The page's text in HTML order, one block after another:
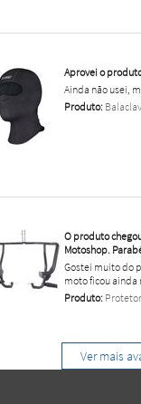
Aprovei o
Ainda não usei,
Produto:
O produto
Motoshop.
Gostei muito do
moto ficou ainda
Produto:Protetor
Ver mais